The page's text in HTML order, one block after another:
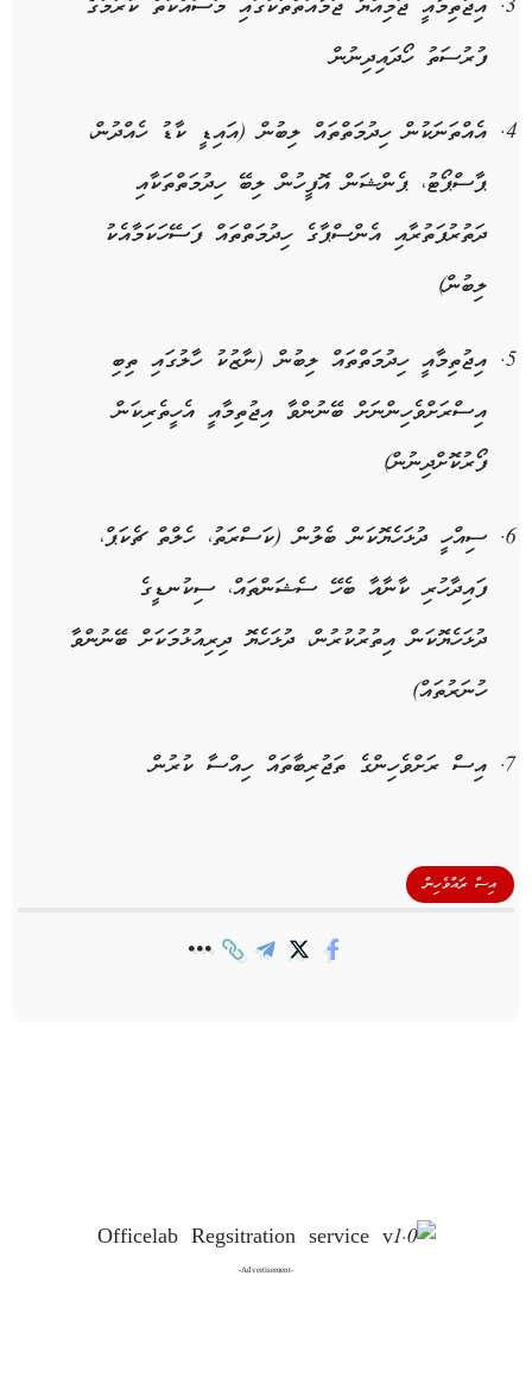
އިޖުތިމާއީ ޖަމިއްޔާ ޖަމާއަތްތަކުގައި މަސައްކަތް ކުރުމުގެ
ފުރުސަތު ހޯދައިދިނުން
އެއްތަނަކުން ހިދުމަތްތައް ލިބުން (އައިޑީ ކާޑު ހެއްދުން،
ޕާސްޕޯޓު، ޕެންޝަން އޮފީހުން ލިބޭ ހިދުމަތްތަކާއި
ދަތުރުފަތުރާއި އެންސްޕާގެ ހިދުމަތްތައް ފަސޭހަކަމާއެކު
ލިބުން)
އިޖުތިމާއީ ހިދުމަތްތައް ލިބުން (ނާޒުކު ހާލުގައި ތިބި
އިސްރަށްވެހިންނަށް ބޭނުންވާ އިޖުތިމާއީ އެހީތެރިކަން
ފޯރުކޮށްދިނުން)
ސިއްހީ ދުޅަހެޔޮކަން ބެލުން (ކަސްރަތު، ހެލްތް ޗެކަޕް،
ފައިދާހުރި ކާނާއާ ބެހޭ ސެޝަންތައް، ސިކުނޑީގެ
ދުޅަހެޔޮކަން އިތުރުކުރުން، ދުޅަހެޔޮ ދިރިއުޅުމަކަށް ބޭނުންވާ
ހުނަރުތައް)
އިސް ރަށްވެހިންގެ ތަޖުރިބާތައް ހިއްސާ ކުރުން
އިސް ރައްވެހިން
-Advertisement-